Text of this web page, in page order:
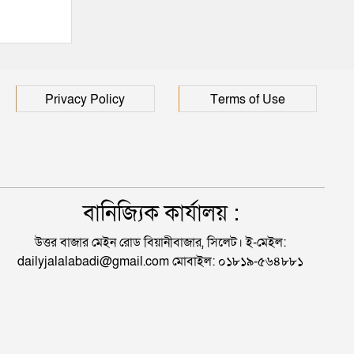
Privacy Policy Terms of Use
বানিজ্যিক কার্যালয় :
উত্তর বাজার মেইন রোড বিয়ানীবাজার, সিলেট। ই-মেইল:
dailyjalalabadi@gmail.com মোবাইল: ০১৮১৯-৫৬৪৮৮১